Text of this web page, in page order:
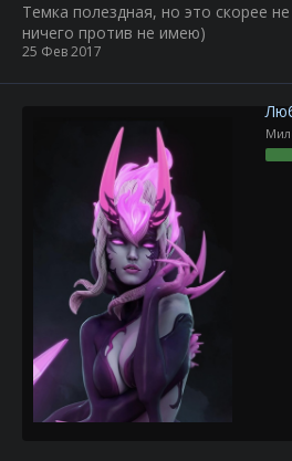
Темка полездная, но это скорее
ничего против не имею)
25 Фев 2017